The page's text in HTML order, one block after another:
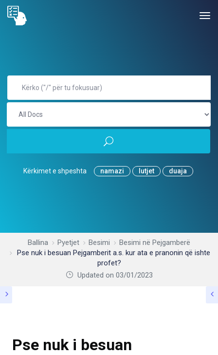
Kërkimet e shpeshta namazi lutjet duaja
Ballina Pyetjet Besimi
Besimi në Pejgamberë
Pse nuk i besuan Pejgamberit a.s. kur ata e pranonin që ishte
profet?
Updated on 03/01/2023
Pse nuk i besuan